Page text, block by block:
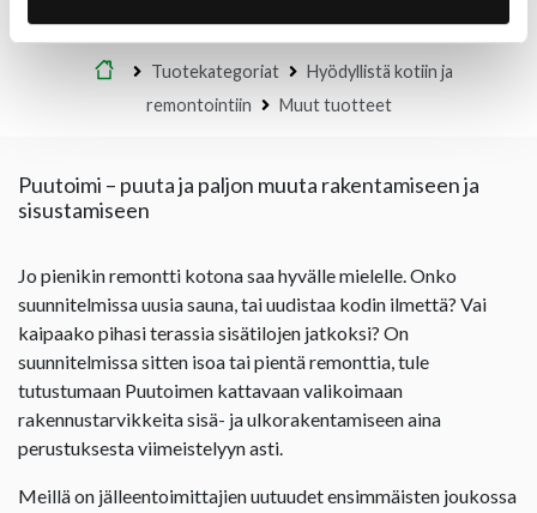
Etusivu
Tuotekategoriat
Hyödyllistä kotiin ja
remontointiin
Muut tuotteet
Puutoimi – puuta ja paljon muuta rakentamiseen ja
sisustamiseen
Jo pienikin remontti kotona saa hyvälle mielelle. Onko
suunnitelmissa uusia sauna, tai uudistaa kodin ilmettä? Vai
kaipaako pihasi terassia sisätilojen jatkoksi? On
suunnitelmissa sitten isoa tai pientä remonttia, tule
tutustumaan Puutoimen kattavaan valikoimaan
rakennustarvikkeita sisä- ja ulkorakentamiseen aina
perustuksesta viimeistelyyn asti.
Meillä on jälleentoimittajien uutuudet ensimmäisten joukossa